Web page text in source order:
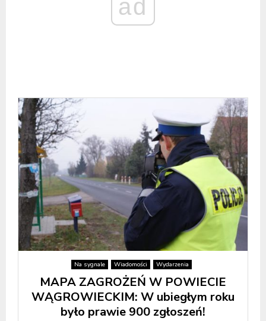
ad
Na sygnale Wiadomości Wydarzenia
MAPA ZAGROŻEŃ W POWIECIE
WĄGROWIECKIM: W ubiegłym roku
było prawie 900 zgłoszeń!